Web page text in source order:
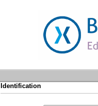
Identification